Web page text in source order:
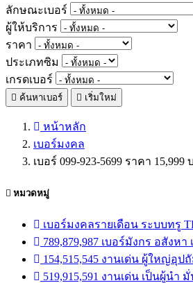
ลักษณะเบอร์
ผู้ให้บริการ
ราคา
ประเภทซิม
เกรดเบอร์
ค้นหาเบอร์ เริ่มใหม่
หน้าหลัก
เบอร์มงคล
เบอร์ 099-923-5699 ราคา 15,999
หมวดหมู่
เบอร์มงคลรายเดือน ระบบทรู
789,879,987 เบอร์มังกร อสังหา
154,515,545 งานเด่น ผู้ใหญ่อุป
519,915,591 งานเด่น เป็นผู้นำ